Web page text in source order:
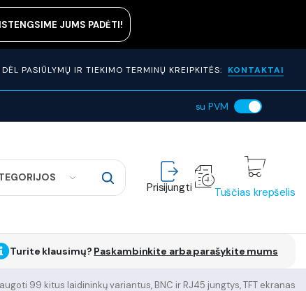
JUMS PADĖTI!
DĖL PASIŪLYMŲ IR TIEKIMO TERMINŲ KREIPKITĖS: KONTAKTAI
su PVM
Prisijungti Tuščias krepšelis
Turite klausimų? Paskambinkite arba parašykite mums
99 kitus laidininkų variantus, BNC ir RJ45 jungtys, TFT ekranas